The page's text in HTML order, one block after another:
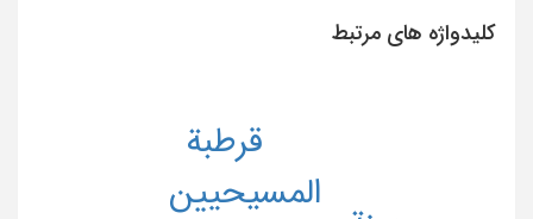
کلیدواژه های مرتبط
المسیحیین
قرطبة